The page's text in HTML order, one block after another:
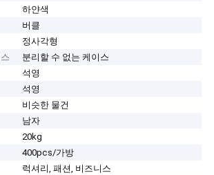
하얀색
버클
정사각형
분리할 수 없는 케이스
석영
석영
비슷한 물건
남자
20kg
400pcs/가방
럭셔리, 패션, 비즈니스